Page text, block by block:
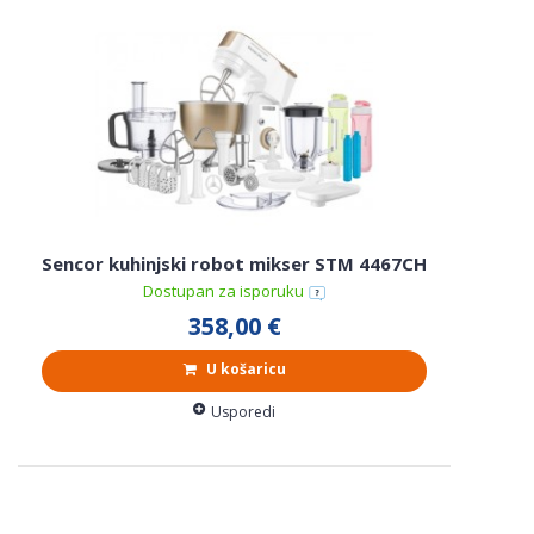
Sencor kuhinjski robot mikser STM 4467CH
Dostupan za isporuku
358,00 €
U košaricu
Usporedi